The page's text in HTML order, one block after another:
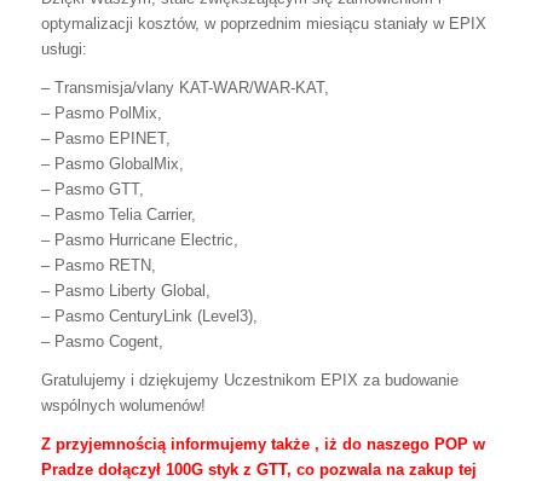
optymalizacji kosztów, w poprzednim miesiącu staniały w EPIX
usługi:
– Transmisja/vlany KAT-WAR/WAR-KAT,
– Pasmo PolMix,
– Pasmo EPINET,
– Pasmo GlobalMix,
– Pasmo GTT,
– Pasmo Telia Carrier,
– Pasmo Hurricane Electric,
– Pasmo RETN,
– Pasmo Liberty Global,
– Pasmo CenturyLink (Level3),
– Pasmo Cogent,
Gratulujemy i dziękujemy Uczestnikom EPIX za budowanie
wspólnych wolumenów!
Z przyjemnością informujemy także , iż do naszego POP w
Pradze dołączył 100G styk z GTT, co pozwala na zakup tej